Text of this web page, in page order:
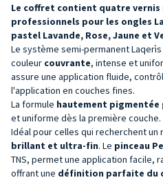
Le coffret contient quatre vernis
professionnels pour les ongles
pastel Lavande, Rose, Jaune et
Le système semi-permanent
couleur couvrante, intense et
assure une application fluide,
l'application en couches fines.
La formule hautement pigmentée
et uniforme dès la première couche.
Idéal pour celles qui recherchent un
brillant et ultra-fin. Le pinceau
TNS, permet une application facile,
offrant une définition parfaite du